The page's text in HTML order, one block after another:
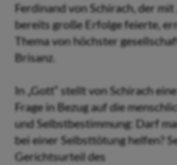
Ferdinand von Schirach, der mit
bereits große Erfolge feierte,
Thema von höchster
Brisanz.
In „Gott“ stellt von Schirach
Frage in Bezug auf die
und Selbstbestimmung: Darf
bei einer Selbsttötung helfen?
Gerichtsurteil des